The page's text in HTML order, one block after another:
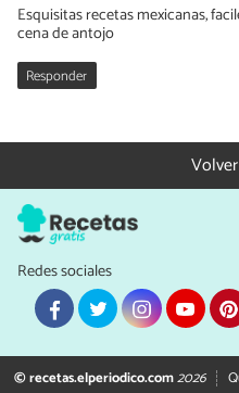
Esquisitas recetas mexicanas,
cena de antojo
Responder
Redes sociales
© recetas.elperiodico.com2026